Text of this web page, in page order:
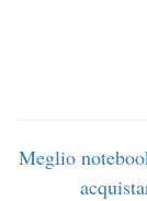
Meglio